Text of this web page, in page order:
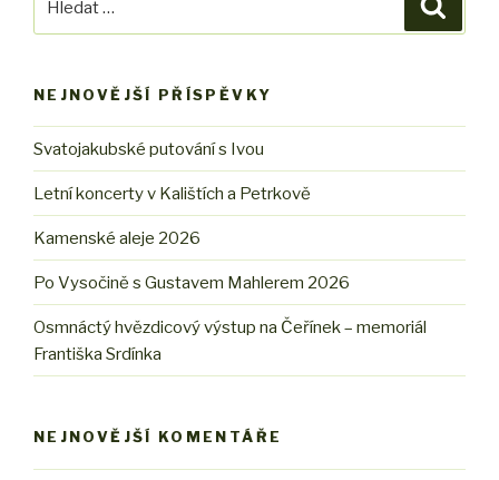
NEJNOVĚJŠÍ PŘÍSPĚVKY
Svatojakubské putování s Ivou
Letní koncerty v Kalištích a Petrkově
Kamenské aleje 2026
Po Vysočině s Gustavem Mahlerem 2026
Osmnáctý hvězdicový výstup na Čeřínek – memoriál
Františka Srdínka
NEJNOVĚJŠÍ KOMENTÁŘE